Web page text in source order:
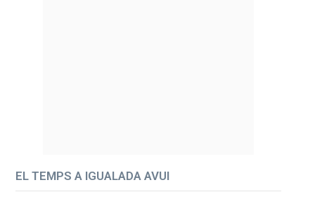
EL TEMPS A IGUALADA AVUI